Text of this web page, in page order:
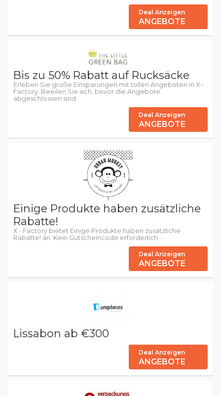
Deal Anzeigen
ANGEBOTE
Bis zu 50% Rabatt auf Rucksäcke
Erleben Sie große Einsparungen mit tollen Angeboten in X -
Factory. Beeilen Sie sich, bevor die Angebote
abgeschlossen sind.
Deal Anzeigen
ANGEBOTE
Einige Produkte haben zusätzliche
Rabatte!
X - Factory bietet Einige Produkte haben zusätzliche
Rabatte! an. Kein Gutscheincode erforderlich.
Deal Anzeigen
ANGEBOTE
Lissabon ab €300
Deal Anzeigen
ANGEBOTE